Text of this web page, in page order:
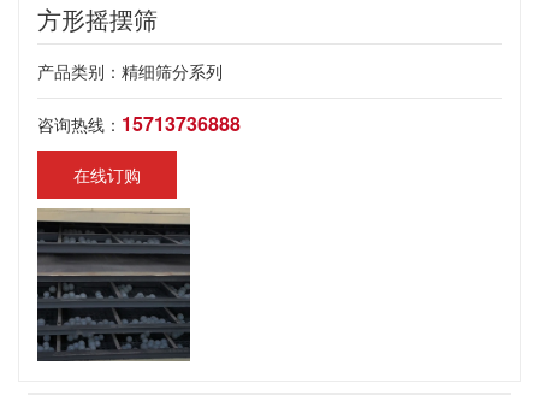
方形摇摆筛
产品类别：精细筛分系列
咨询热线： 15713736888
在线订购